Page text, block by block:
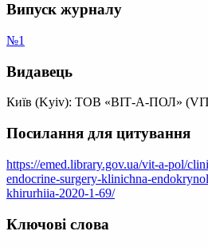
Випуск журналу
№1
Видавець
Київ (Kyiv): ТОВ «ВІТ-А-ПОЛ»
Посилання для цитування
https://emed.library.gov.ua/vit-a-pol/
endocrine-surgery-klinichna-
khirurhiia-2020-1-69/
Ключові слова